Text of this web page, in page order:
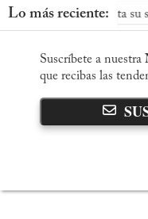
Lo más reciente:
conquista su segunda
Suscríbete a nuestra
que recibas las